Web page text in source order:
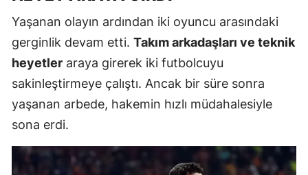
Yaşanan olayın ardından iki oyuncu arasındaki
gerginlik devam etti. Takım arkadaşları ve teknik
heyetler araya girerek iki futbolcuyu
sakinleştirmeye çalıştı. Ancak bir süre sonra
yaşanan arbede, hakemin hızlı müdahalesiyle
sona erdi.